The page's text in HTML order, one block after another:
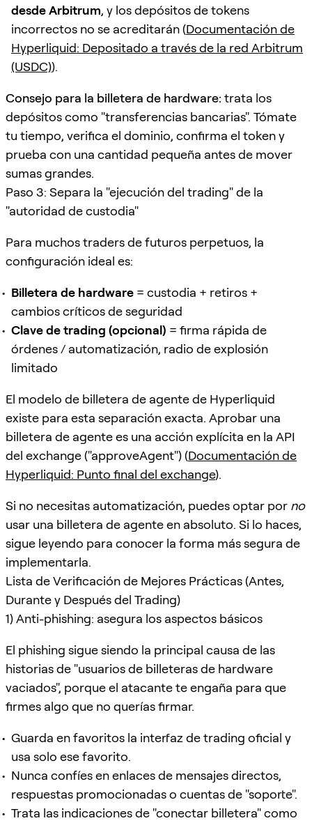
desde Arbitrum, y los depósitos de tokens
incorrectos no se acreditarán (Documentación de
Hyperliquid: Depositado a través de la red Arbitrum
(USDC)).
Consejo para la billetera de hardware: trata los
depósitos como "transferencias bancarias". Tómate
tu tiempo, verifica el dominio, confirma el token y
prueba con una cantidad pequeña antes de mover
sumas grandes.
Paso 3: Separa la "ejecución del trading" de la
"autoridad de custodia"
Para muchos traders de futuros perpetuos, la
configuración ideal es:
Billetera de hardware = custodia + retiros +
cambios críticos de seguridad
Clave de trading (opcional) = firma rápida de
órdenes / automatización, radio de explosión
limitado
El modelo de billetera de agente de Hyperliquid
existe para esta separación exacta. Aprobar una
billetera de agente es una acción explícita en la API
del exchange ("approveAgent") (Documentación de
Hyperliquid: Punto final del exchange).
Si no necesitas automatización, puedes optar por no
usar una billetera de agente en absoluto. Si lo haces,
sigue leyendo para conocer la forma más segura de
implementarla.
Lista de Verificación de Mejores Prácticas (Antes,
Durante y Después del Trading)
1) Anti-phishing: asegura los aspectos básicos
El phishing sigue siendo la principal causa de las
historias de "usuarios de billeteras de hardware
vaciados", porque el atacante te engaña para que
firmes algo que no querías firmar.
Guarda en favoritos la interfaz de trading oficial y
usa solo ese favorito.
Nunca confíes en enlaces de mensajes directos,
respuestas promocionadas o cuentas de "soporte".
Trata las indicaciones de "conectar billetera" como